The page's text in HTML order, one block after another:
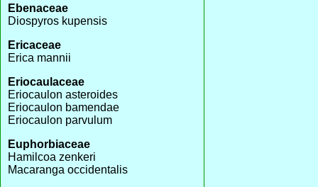
Ebenaceae
Diospyros kupensis
Ericaceae
Erica mannii
Eriocaulaceae
Eriocaulon asteroides
Eriocaulon bamendae
Eriocaulon parvulum
Euphorbiaceae
Hamilcoa zenkeri
Macaranga occidentalis